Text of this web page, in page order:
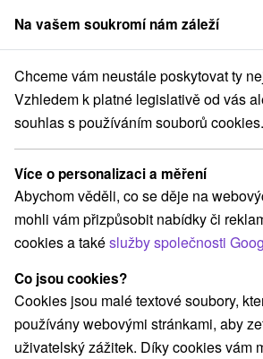
člen skupinySorger
Žilinský kraj Lúčky Lázně Lúčky
Relaxačný pobyt v
Navigovat do místa
9,1 vynikající·628 recenzí
Na vašem soukromí nám záleží
Chceme vám neustále poskytovat ty
Vzhledem k platné legislativě od vás
souhlas s používáním souborů cookies.
Více o personalizaci a měření
Abychom věděli, co se děje na
mohli vám přizpůsobit nabídky či
cookies a takéslužby společnosti
Co jsou cookies?
Cookies jsou malé textové soubory,
používány webovými stránkami, aby
uživatelský zážitek. Díky cookies vám